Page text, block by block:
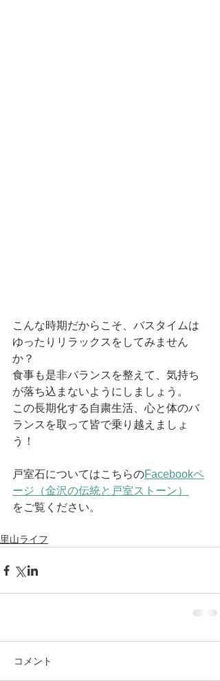
こんな時期だからこそ、バスタイムは
ゆったりリラックスをしてみません
か？
食事も是非バランスを整えて、気持ち
が落ち込まないようにしましょう。
この長期化する自粛生活、心と体のバ
ランスを取って皆で乗り越えましょ
う！
戸室石についてはこちらのFacebookペ
ージ（金沢の伝統と戸室ストーン）
をご覧ください。
里山ライフ
コメント